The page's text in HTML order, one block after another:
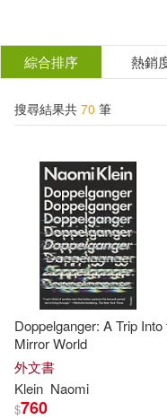
結
分類 (單選)
所有商品(70)
電子書(4)
作者 (可複選)
Klein(35)
Naomi Klein(10)
綜合排序 熱銷
搜尋結果共 70 筆
Doppelganger: A Trip Into
Mirror World
外文書
Klein Naomi
$760